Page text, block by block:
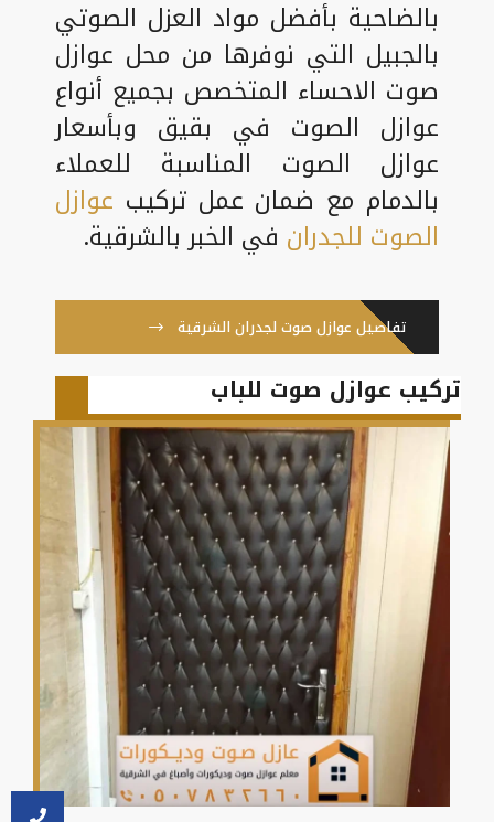
بالضاحية بأفضل مواد العزل الصوتي
بالجبيل التي نوفرها من محل عوازل
صوت الاحساء المتخصص بجميع أنواع
عوازل الصوت في بقيق وبأسعار
عوازل الصوت المناسبة للعملاء
بالدمام مع ضمان عمل تركيب عوازل
الصوت للجدران في الخبر بالشرقية.
تفاصيل عوازل صوت لجدران الشرقية
تركيب عوازل صوت للباب